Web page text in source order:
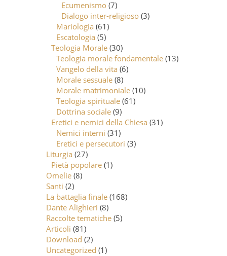
Ecumenismo (7)
Dialogo inter-religioso (3)
Mariologia (61)
Escatologia (5)
Teologia Morale (30)
Teologia morale fondamentale (13)
Vangelo della vita (6)
Morale sessuale (8)
Morale matrimoniale (10)
Teologia spirituale (61)
Dottrina sociale (9)
Eretici e nemici della Chiesa (31)
Nemici interni (31)
Eretici e persecutori (3)
Liturgia (27)
Pietà popolare (1)
Omelie (8)
Santi (2)
La battaglia finale (168)
Dante Alighieri (8)
Raccolte tematiche (5)
Articoli (81)
Download (2)
Uncategorized (1)